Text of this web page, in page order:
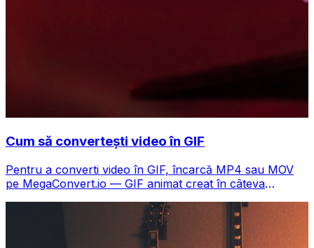
Cum să convertești video în GIF
Pentru a converti video în GIF, încarcă MP4 sau MOV
pe MegaConvert.io — GIF animat creat în câteva